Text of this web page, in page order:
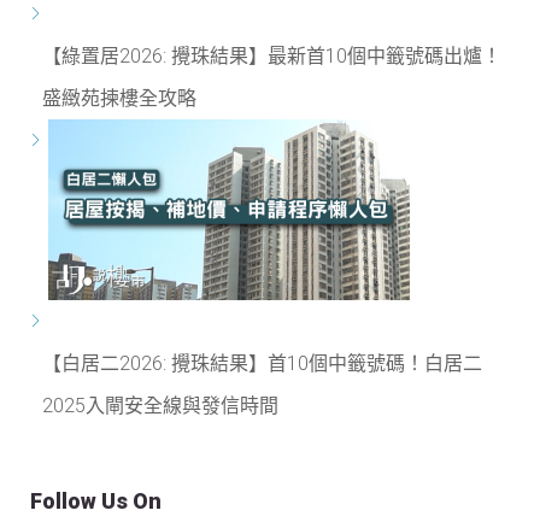
【綠置居2026: 攪珠結果】最新首10個中籤號碼出爐！
盛緻苑揀樓全攻略
【白居二2026: 攪珠結果】首10個中籤號碼！白居二
2025入閘安全線與發信時間
Follow Us On